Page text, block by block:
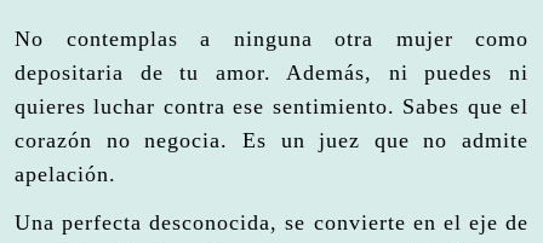
No contemplas a ninguna otra mujer como
depositaria de tu amor. Además, ni puedes ni
quieres luchar contra ese sentimiento. Sabes que el
corazón no negocia. Es un juez que no admite
apelación.
Una perfecta desconocida, se convierte en el eje de